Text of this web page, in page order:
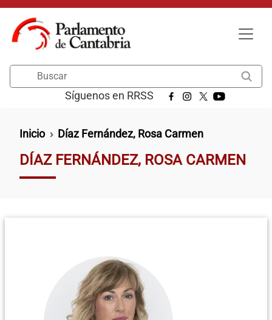
Pasar al contenido principal
Síguenos en RRSS
Ruta de navegación
Inicio Díaz Fernández, Rosa Carmen
DÍAZ FERNÁNDEZ, ROSA CARMEN